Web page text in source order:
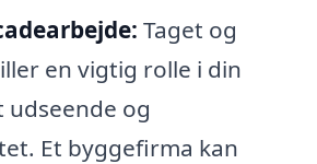
Taget og
en vigtig rolle i din
udseende og
Et byggefirma kan